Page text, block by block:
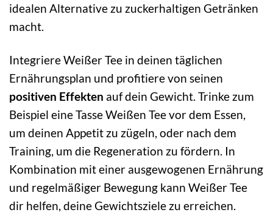
idealen Alternative zu zuckerhaltigen Getränken
macht.
Integriere Weißer Tee in deinen täglichen
Ernährungsplan und profitiere von seinen
positiven Effekten auf dein Gewicht. Trinke zum
Beispiel eine Tasse Weißen Tee vor dem Essen,
um deinen Appetit zu zügeln, oder nach dem
Training, um die Regeneration zu fördern. In
Kombination mit einer ausgewogenen Ernährung
und regelmäßiger Bewegung kann Weißer Tee
dir helfen, deine Gewichtsziele zu erreichen.